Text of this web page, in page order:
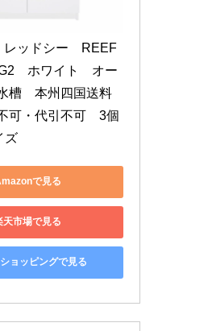
レッドシー　REEF
　ホワイト　オー
槽　本州四国送料
可・代引不可　3個
ズ
で見る
天市場で見る
ョッピングで見る